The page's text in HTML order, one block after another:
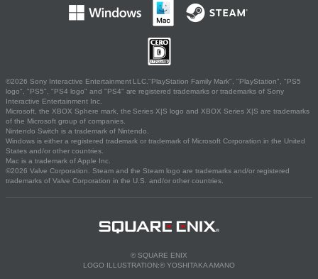
©2026 Sony Interactive Entertainment LLC."PlayStation Family Mark", "PlayStation", "PS5
logo", "PS5", "PS4 logo" and "PS4" are registered trademarks or trademarks of Sony
Interactive Entertainment Inc.
Microsoft, the XBOX Sphere mark, the Series X|S logo and XBOX Series X|S are trademarks
of the Microsoft group of companies.
Nintendo Switch is a trademark of Nintendo.
Windows is either a registered trademark or trademark of Microsoft Corporation in the United
States and/or other countries.
Mac is a trademark of Apple Inc.
©2026 Valve Corporation. Steam and the Steam logo are trademarks and/or registered
trademarks of Valve Corporation in the U.S. and/or other countries.
© SQUARE ENIX
LOGO ILLUSTRATION:© YOSHITAKA AMANO